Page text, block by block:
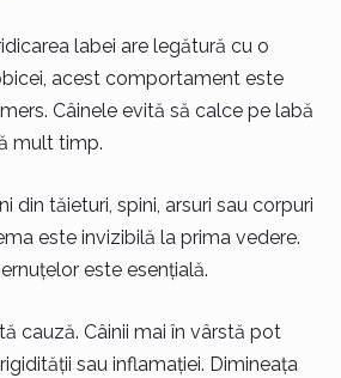
labei are legătură cu o
acest comportament este
Câinele evită să calce pe labă
mult timp.
din tăieturi, spini, arsuri sau corpuri
este invizibilă la prima vedere.
este esențială.
cauză. Câinii mai în vârstă pot
sau inflamației. Dimineața